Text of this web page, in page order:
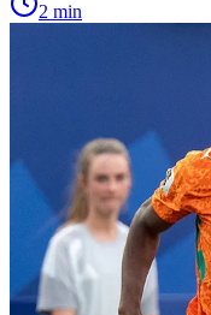
2 min